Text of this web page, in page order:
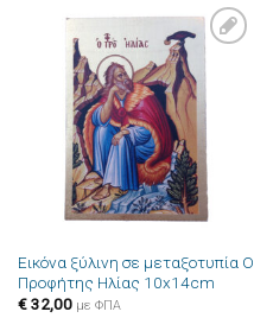
Πρόσθήκη
στην λίστα
επιθυμιών
Εικόνα ξύλινη σε μεταξοτυπία Ο
Προφήτης Ηλίας 10x14cm
€32,00 με ΦΠΑ